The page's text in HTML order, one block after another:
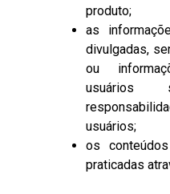
produto;
as
divulgadas,
ou
usuários;
os
praticadas